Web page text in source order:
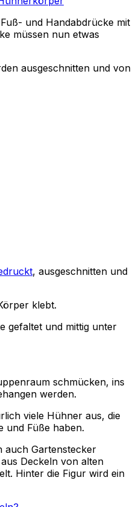
und Handabdrücke mit
müssen nun etwas
ausgeschnitten und von
, ausgeschnitten und
klebt.
gefaltet und mittig unter
schmücken, ins
werden.
viele Hühner aus, die
und Füße haben.
auch Gartenstecker
Deckeln von alten
Hinter die Figur wird ein